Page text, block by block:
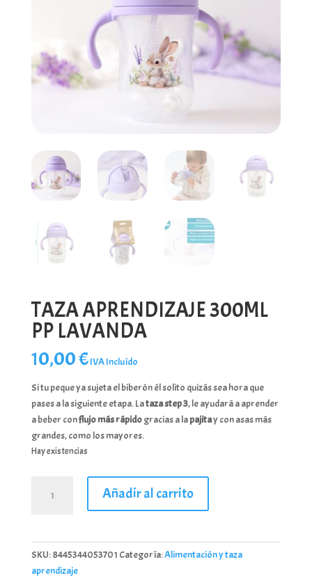
TAZA APRENDIZAJE 300ML
PP LAVANDA
10,00€IVA Incluído
Si tu peque ya sujeta el biberón él solito quizás sea hora que
pases a la siguiente etapa. Lataza step 3, le ayudará a aprender
a beber conflujo más rápidogracias a lapajitay con asas más
grandes, como los mayores.
Hay existencias
APRENDIZAJE
cantidad
Añadir al carrito
SKU:8445344053701 Categoría:Alimentación y taza
aprendizaje